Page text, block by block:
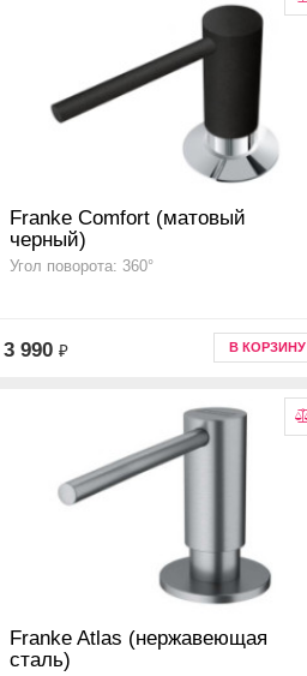
Franke Comfort (матовый
черный)
Угол поворота: 360°
3 990 ₽ В КОРЗИНУ
Franke Atlas (нержавеющая
сталь)